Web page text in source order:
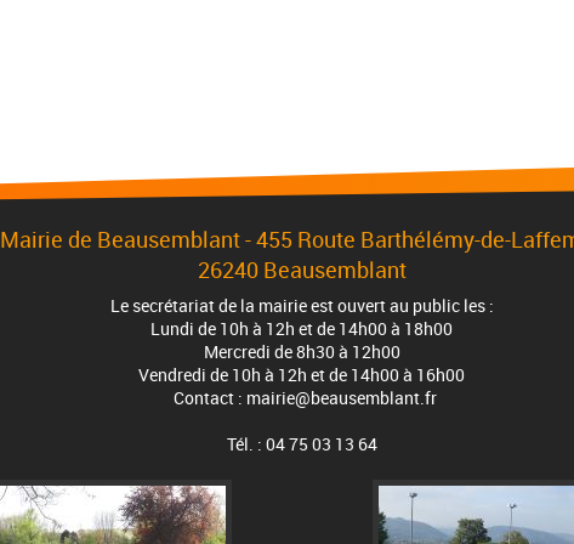
Mairie de Beausemblant - 455 Route Barthélémy-de-
26240 Beausemblant
Le secrétariat de la mairie est ouvert au public les :
Lundi de 10h à 12h et de 14h00 à 18h00
Mercredi de 8h30 à 12h00
Vendredi de 10h à 12h et de 14h00 à 16h00
Contact : mairie@beausemblant.fr
Tél. : 04 75 03 13 64